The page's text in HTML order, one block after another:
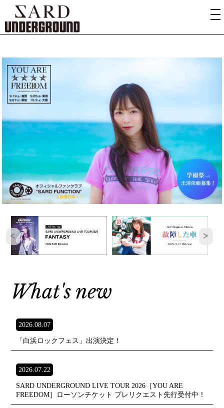
What's new
2026.08.07
「白浜ロックフェス」出演決定！
2026.07.22
SARD UNDERGROUND LIVE TOUR 2026［YOU ARE
FREEDOM］ローソンチケット プレリクエスト先行受付中！